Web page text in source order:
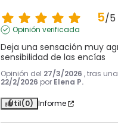
5/5
Opinión verificada
Deja una sensación muy
sensibilidad de las encías
Opinión del 27/3/2026 , tras
22/2/2026 por Elena P.
Útil(0) Informe